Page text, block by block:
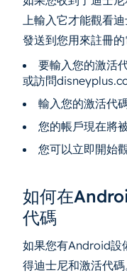
上輸入它才能觀看
發送到您用來註冊的
要輸入您的激活
或訪問
輸入您的激活代
您的帳戶現在將
您可以立即開始
如何在
代碼
如果您有Android設
得迪士尼和激活代碼